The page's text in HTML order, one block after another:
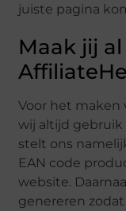
juiste pagina
Maak jij
Voor het maken
wij altijd gebruik
stelt ons
EAN code
website.
genereren